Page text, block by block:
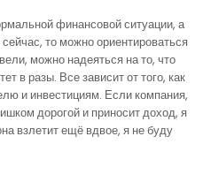
финансовой ситуации, а
то можно ориентироваться
можно надеяться на то, что
в разы. Все зависит от того, как
и инвестициям. Если компания,
дорогой и приносит доход, я
взлетит ещё вдвое, я не буду